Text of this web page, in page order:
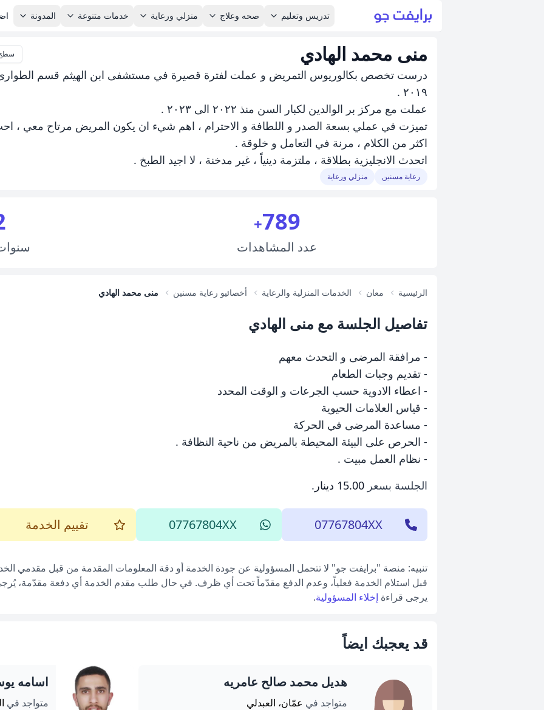
تدريس وتعليم صحه وعلاج منزلي ورعاية خدمات متنوعة المدونة
منى محمد الهادي
درست تخصص بكالوريوس التمريض و عملت لفترة قصيرة في مستشفى ابن الهيثم قسم
٢٠١٩ .
عملت مع مركز بر الوالدين لكبار السن منذ ٢٠٢٢ الى ٢٠٢٣ .
تميزت في عملي بسعة الصدر و اللطافة و الاحترام ، اهم شيء ان يكون المريض مرتاح معي ،
اكثر من الكلام ، مرنة في التعامل و خلوقة .
اتحدث الانجليزية بطلاقة ، ملتزمة دينياً ، غير مدخنة ، لا اجيد الطبخ .
رعاية مسنين منزلي ورعاية
789
+
عدد المشاهدات
الرئيسية معان الخدمات المنزلية والرعاية أخصائيو رعاية مسنين منى محمد الهادي
تفاصيل الجلسة مع منى الهادي
- مرافقة المرضى و التحدث معهم
- تقديم وجبات الطعام
- اعطاء الادوية حسب الجرعات و الوقت المحدد
- قياس العلامات الحيوية
- مساعدة المرضى في الحركة
- الحرص على البيئة المحيطة بالمريض من ناحية النظافة .
- نظام العمل مبيت .
الجلسة بسعر 15.00 دينار .
07767804XX
07767804XX تقييم الخدمة
تنبيه: منصة "برايفت جو" لا تتحمل المسؤولية عن جودة الخدمة أو دقة المعلومات المقدمة من قبل مقدمي
قبل استلام الخدمة فعلياً، وعدم الدفع مقدّماً تحت أي ظرف. في حال طلب مقدم الخدمة أي دفعة مقدّمة، يُرجى
يرجى قراءة إخلاء المسؤولية.
قد يعجبك ايضاً
هديل محمد صالح عامريه
متواجد في عمّان، العبدلي
اسامه
متواجد في